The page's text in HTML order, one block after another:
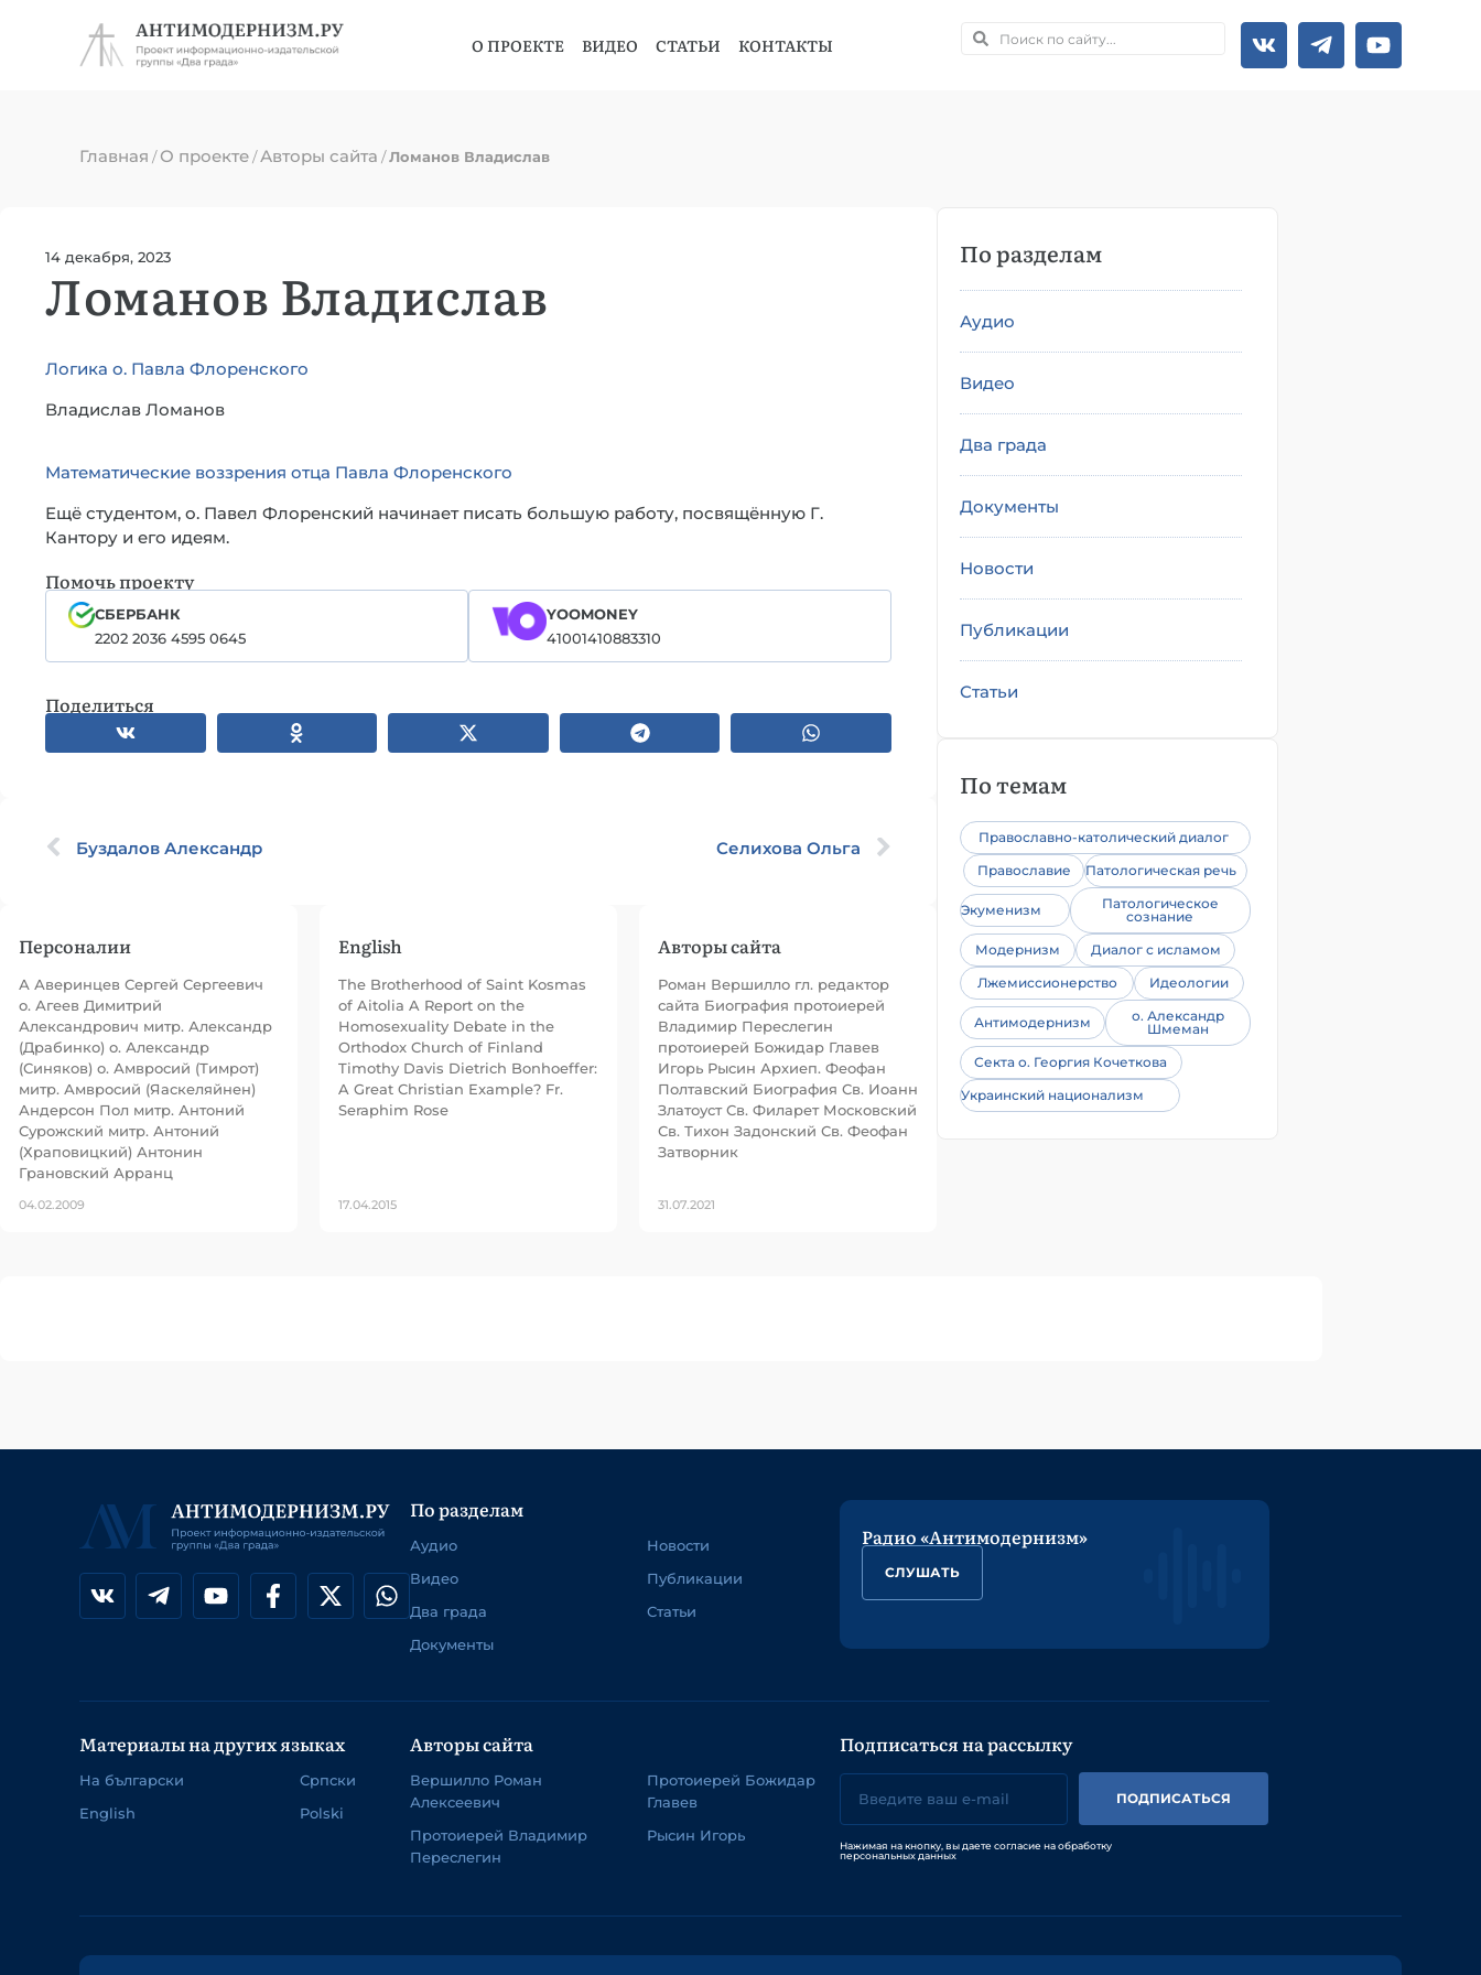
О ПРОЕКТЕ ВИДЕО СТАТЬИ КОНТАКТЫ
Главная /О проекте/Авторы сайта /Ломанов Владислав
14 декабря, 2023
Ломанов Владислав
Логика о. Павла Флоренского
Владислав Ломанов
Математические воззрения отца Павла Флоренского
Ещё студентом, о. Павел Флоренский начинает писать большую работу, посвящённую Г.
Кантору и его идеям.
Помочь проекту
СБЕРБАНК
2202 2036 4595 0645
YOOMONEY
41001410883310
Поделиться
Буздалов Александр Селихова Ольга
Персоналии
А Аверинцев Сергей Сергеевич
о. Агеев Димитрий
Александрович митр. Александр
(Драбинко) о. Александр
(Синяков) о. Амвросий (Тимрот)
митр. Амвросий (Яаскеляйнен)
Андерсон Пол митр. Антоний
Сурожский митр. Антоний
(Храповицкий) Антонин
Грановский Арранц
04.02.2009
English
The Brotherhood of Saint Kosmas
of Aitolia A Report on the
Homosexuality Debate in the
Orthodox Church of Finland
Timothy Davis Dietrich Bonhoeffer:
A Great Christian Example? Fr.
Seraphim Rose
17.04.2015
Авторы сайта
Роман Вершилло гл. редактор
сайта Биография протоиерей
Владимир Переслегин
протоиерей Божидар Главев
Игорь Рысин Архиеп. Феофан
Полтавский Биография Св. Иоанн
Златоуст Св. Филарет Московский
Св. Тихон Задонский Св. Феофан
Затворник
31.07.2021
По разделам
Аудио
Видео
Два града
Документы
Новости
Публикации
Статьи
По темам
Православно-католический диалог
Православие
Патологическая речь
Экуменизм
Патологическое
сознание
Модернизм
Диалог с исламом
Лжемиссионерство
Идеологии
Антимодернизм
о. Александр
Шмеман
Секта о. Георгия Кочеткова
Украинский национализм
По разделам
Аудио
Видео
Два града
Документы
Новости
Публикации
Статьи
Радио «Антимодернизм»
СЛУШАТЬ
Материалы на других языках
На български
English
Српски
Polski
Авторы сайта
Вершилло Роман
Алексеевич
Протоиерей Владимир
Переслегин
Протоиерей Божидар
Главев
Рысин Игорь
Подписаться на рассылку
ПОДПИСАТЬСЯ
Нажимая на кнопку, вы даете согласие на обработку
персональных данных